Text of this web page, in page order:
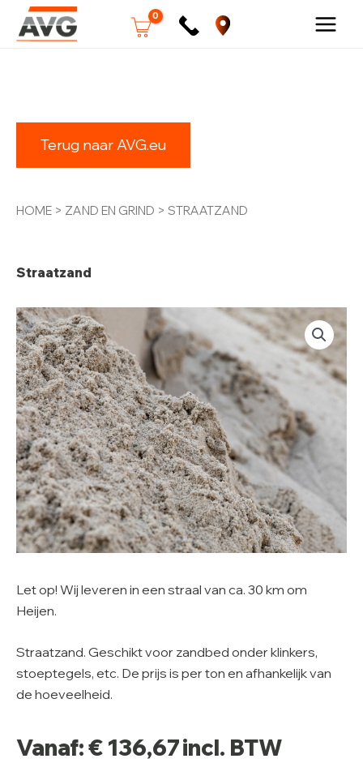
inhoud
Terug naar AVG.eu
HOME > ZAND EN GRIND > STRAATZAND
Straatzand
Let op! Wij leveren in een straal van ca. 30 km om
Heijen.
Straatzand. Geschikt voor zandbed onder klinkers,
stoeptegels, etc. De prijs is per ton en afhankelijk van
de hoeveelheid.
Vanaf:€ 136,67incl. BTW